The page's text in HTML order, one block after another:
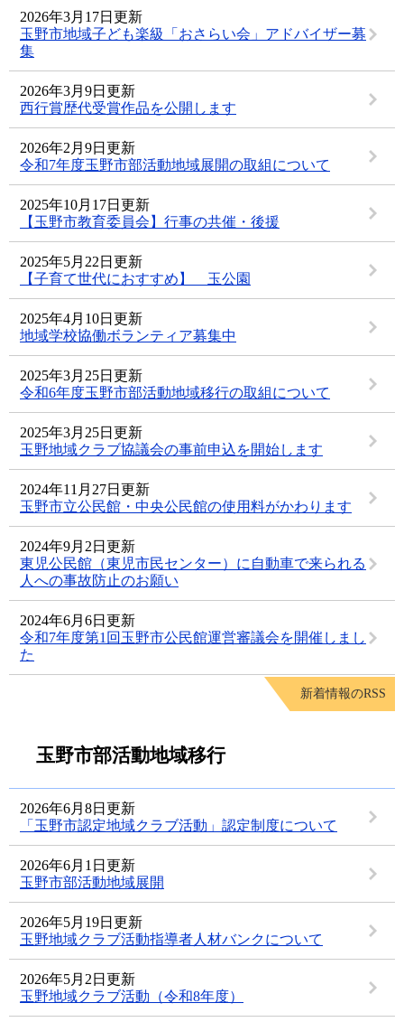
2026年3月17日更新
玉野市地域子ども楽級「おさらい会」アドバイザー募
集
2026年3月9日更新
西行賞歴代受賞作品を公開します
2026年2月9日更新
令和7年度玉野市部活動地域展開の取組について
2025年10月17日更新
【玉野市教育委員会】行事の共催・後援
2025年5月22日更新
【子育て世代におすすめ】 玉公園
2025年4月10日更新
地域学校協働ボランティア募集中
2025年3月25日更新
令和6年度玉野市部活動地域移行の取組について
2025年3月25日更新
玉野地域クラブ協議会の事前申込を開始します
2024年11月27日更新
玉野市立公民館・中央公民館の使用料がかわります
2024年9月2日更新
東児公民館（東児市民センター）に自動車で来られる
人への事故防止のお願い
2024年6月6日更新
令和7年度第1回玉野市公民館運営審議会を開催しまし
た
新着情報のRSS
玉野市部活動地域移行
2026年6月8日更新
「玉野市認定地域クラブ活動」認定制度について
2026年6月1日更新
玉野市部活動地域展開
2026年5月19日更新
玉野地域クラブ活動指導者人材バンクについて
2026年5月2日更新
玉野地域クラブ活動（令和8年度）